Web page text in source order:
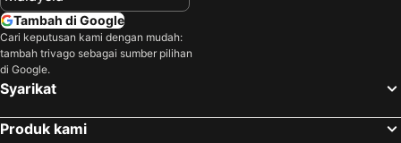
Tambah di Google
Cari keputusan kami dengan mudah:
tambah trivago sebagai sumber pilihan
di Google.
Syarikat
Produk kami